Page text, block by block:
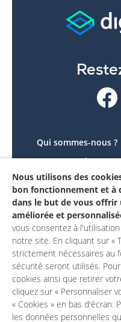
Qui sommes-nous ?
Le projet
Contactez-nous
Mon compte
Nous utilisons des
bon fonctionnement et à
dans le but de vous offrir
améliorée et
vous consentez à
notre site. En cliquant sur «
strictement nécessaires au
sécurité seront utilisés.
cookies ainsi que retirer
cliquez sur « Personnaliser
« Cookies » en bas d'écran.
les données personnelles